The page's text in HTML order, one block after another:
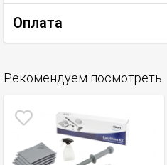
Оплата
Рекомендуем посмотреть